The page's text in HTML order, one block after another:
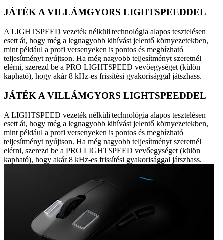
JÁTÉK A VILLÁMGYORS LIGHTSPEEDDEL
A LIGHTSPEED vezeték nélküli technológia alapos tesztelésen
esett át, hogy még a legnagyobb kihívást jelentő környezetekben,
mint például a profi versenyeken is pontos és megbízható
teljesítményt nyújtson. Ha még nagyobb teljesítményt szeretnél
elérni, szerezd be a PRO LIGHTSPEED vevőegységet (külön
kapható), hogy akár 8 kHz-es frissítési gyakorisággal játszhass.
JÁTÉK A VILLÁMGYORS LIGHTSPEEDDEL
A LIGHTSPEED vezeték nélküli technológia alapos tesztelésen
esett át, hogy még a legnagyobb kihívást jelentő környezetekben,
mint például a profi versenyeken is pontos és megbízható
teljesítményt nyújtson. Ha még nagyobb teljesítményt szeretnél
elérni, szerezd be a PRO LIGHTSPEED vevőegységet (külön
kapható), hogy akár 8 kHz-es frissítési gyakorisággal játszhass.